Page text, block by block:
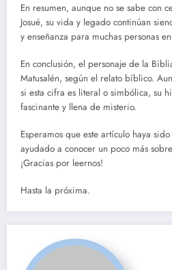
En resumen, aunque no se sabe con
Josué, su vida y legado continúan
y enseñanza para muchas personas
En conclusión, el personaje de la
Matusalén, según el relato bíblico.
si esta cifra es literal o simbólica, su
fascinante y llena de misterio.
Esperamos que este artículo haya
ayudado a conocer un poco más
¡Gracias por leernos!
Hasta la próxima.